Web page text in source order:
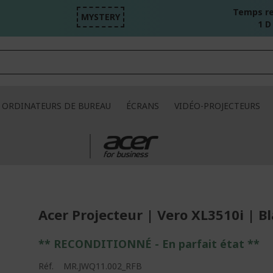
MYSTERY
Temps
1
ORDINATEURS DE BUREAU ÉCRANS VIDÉO-PROJECTEURS
Acer Projecteur | Vero XL3510i |
** RECONDITIONNÉ - En parfait état **
Réf. MR.JWQ11.002_RFB